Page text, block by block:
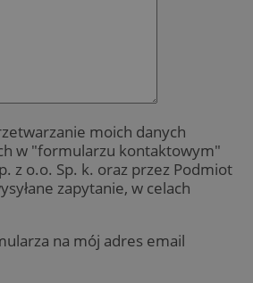
moich danych
w "formularzu kontaktowym"
z o.o. Sp. k. oraz przez Podmiot
zapytanie, w celach
na mój adres email